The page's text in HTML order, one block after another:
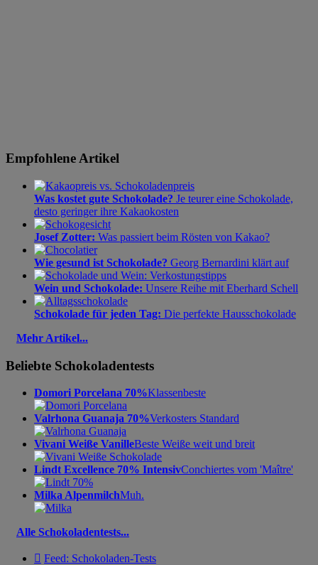
Empfohlene Artikel
Was kostet gute Schokolade? Je teurer eine Schokolade,
desto geringer ihre Kakaokosten
Josef Zotter: Was passiert beim Rösten von Kakao?
Wie gesund ist Schokolade? Georg Bernardini klärt auf
Wein und Schokolade: Unsere Reihe mit Eberhard Schell
Schokolade für jeden Tag: Die perfekte Hausschokolade
Mehr Artikel...
Beliebte Schokoladentests
Domori Porcelana 70%Klassenbeste
Valrhona Guanaja 70%Verkosters Standard
Vivani Weiße VanilleBeste Weiße weit und breit
Lindt Excellence 70% IntensivConchiertes vom 'Maître'
Milka AlpenmilchMuh.
Alle Schokoladentests...
 Feed: Schokoladen-Tests